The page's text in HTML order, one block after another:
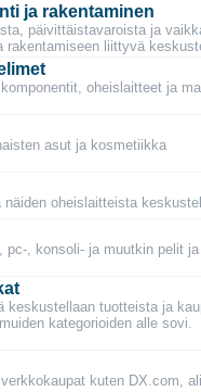
ja rakentaminen
päivittäistavaroista ja
rakentamiseen liittyvä
oheislaitteet ja
asut ja kosmetiikka
oheislaitteista
, konsoli- ja muutkin pelit
keskustellaan tuotteista ja
kategorioiden alle sovi.
kuten DX.com,